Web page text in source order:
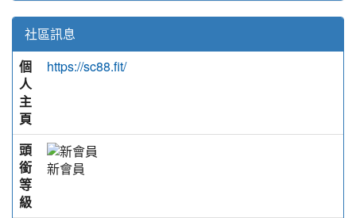
社區訊息
個
人
主
頁
https://sc88.fit/
頭
銜
等
級
新會員